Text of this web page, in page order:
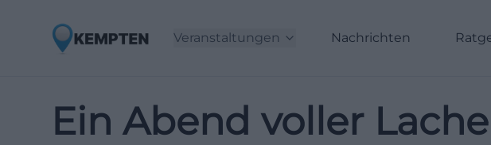
Veranstaltungen Nachrichten
Ein Abend voller